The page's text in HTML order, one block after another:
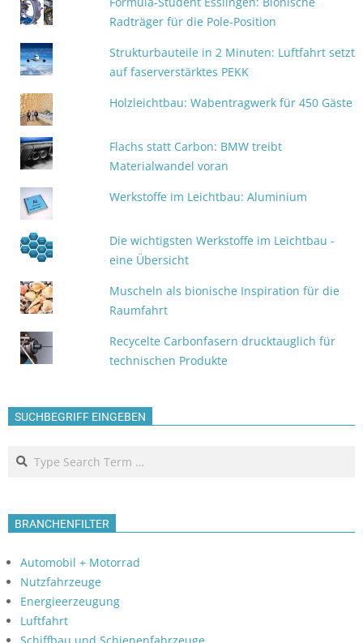
Radträger für die Pole-Position
Strukturbauteile in 2 Minuten: Luftfahrt setzt
auf faserverstärktes PEKK
Holzleichtbau: Wabentragwerk für 450 Gäste
Flachs statt Carbon: BMW treibt
Materialwandel voran
Werkstoffe im Leichtbau: Aluminium
Die wichtigsten Werkstoffe im Leichtbau -
eine Übersicht
Muscheln als bionische Inspiration für die
Raumfahrt
Recycelte Carbonfasern drucktauglich für
technischen Produkte
SUCHBEGRIFF EINGEBEN
Search
BRANCHENFILTER
Automobil + Motorrad
Nutzfahrzeuge
Energieerzeugung
Luftfahrt